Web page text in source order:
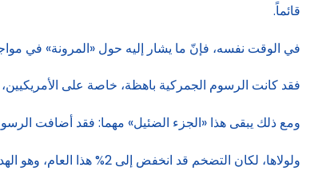
قائماً.
في الوقت نفسه، فإنّ ما يشار إليه حول «المرونة» في
فقد كانت الرسوم الجمركية باهظة، خاصة على الأمريكيين، رغم أن الشركات الأمريكية تحملت
ومع ذلك يبقى هذا «الجزء الضئيل» مهما: فقد أضافت الرسوم الجمركية وحدها